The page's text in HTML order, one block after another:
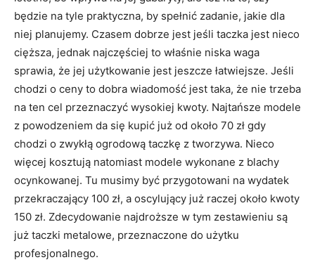
będzie na tyle praktyczna, by spełnić zadanie, jakie dla
niej planujemy. Czasem dobrze jest jeśli taczka jest nieco
cięższa, jednak najczęściej to właśnie niska waga
sprawia, że jej użytkowanie jest jeszcze łatwiejsze. Jeśli
chodzi o ceny to dobra wiadomość jest taka, że nie trzeba
na ten cel przeznaczyć wysokiej kwoty. Najtańsze modele
z powodzeniem da się kupić już od około 70 zł gdy
chodzi o zwykłą ogrodową taczkę z tworzywa. Nieco
więcej kosztują natomiast modele wykonane z blachy
ocynkowanej. Tu musimy być przygotowani na wydatek
przekraczający 100 zł, a oscylujący już raczej około kwoty
150 zł. Zdecydowanie najdroższe w tym zestawieniu są
już taczki metalowe, przeznaczone do użytku
profesjonalnego.